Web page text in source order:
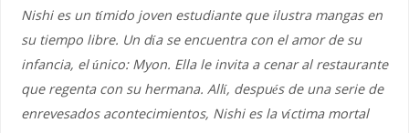
Nishi es un tímido joven estudiante que ilustra mangas en
su tiempo libre. Un día se encuentra con el amor de su
infancia, el único: Myon. Ella le invita a cenar al restaurante
que regenta con su hermana. Allí, después de una serie de
enrevesados acontecimientos, Nishi es la víctima mortal